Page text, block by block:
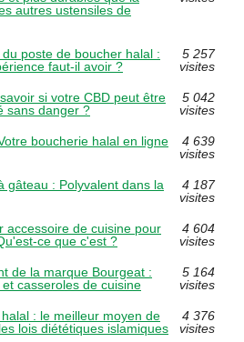
autres ustensiles de
du poste de boucher halal :
faut-il avoir ?
5 257
visites
si votre CBD peut être
sans danger ?
5 042
visites
boucherie halal en ligne
4 639
visites
gâteau : Polyvalent dans la
4 187
visites
accessoire de cuisine pour
ce que c'est ?
4 604
visites
de la marque Bourgeat :
et casseroles de cuisine
5 164
visites
: le meilleur moyen de
lois diététiques islamiques
4 376
visites